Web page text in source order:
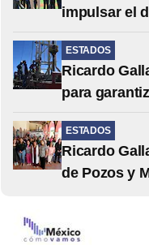
impulsar el
ESTADOS
Ricardo
para
ESTADOS
Ricardo
de Pozos y